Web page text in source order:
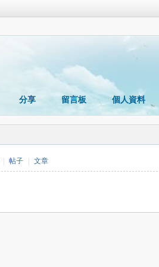
分享 留言板 個人資料
帖子 文章